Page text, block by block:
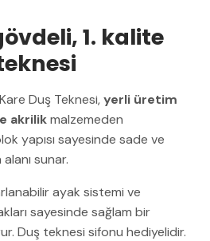
1. kalite
Duş Teknesi,yerli üretim
akrilikmalzemeden
yapısı sayesinde sade ve
sunar.
ayak sistemi ve
sayesinde sağlam bir
Duş teknesi sifonu hediyelidir.